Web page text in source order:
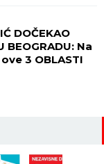
DOČEKAO
BEOGRADU: Na
3 OBLASTI